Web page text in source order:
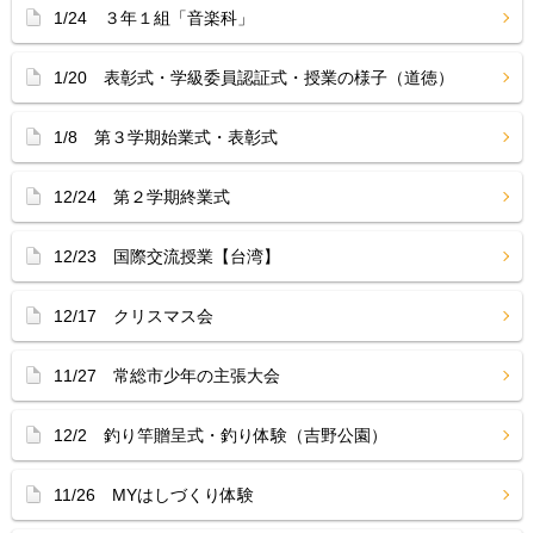
1/24 ３年１組「音楽科」
1/20 表彰式・学級委員認証式・授業の様子（道徳）
1/8 第３学期始業式・表彰式
12/24 第２学期終業式
12/23 国際交流授業【台湾】
12/17 クリスマス会
11/27 常総市少年の主張大会
12/2 釣り竿贈呈式・釣り体験（吉野公園）
11/26 MYはしづくり体験